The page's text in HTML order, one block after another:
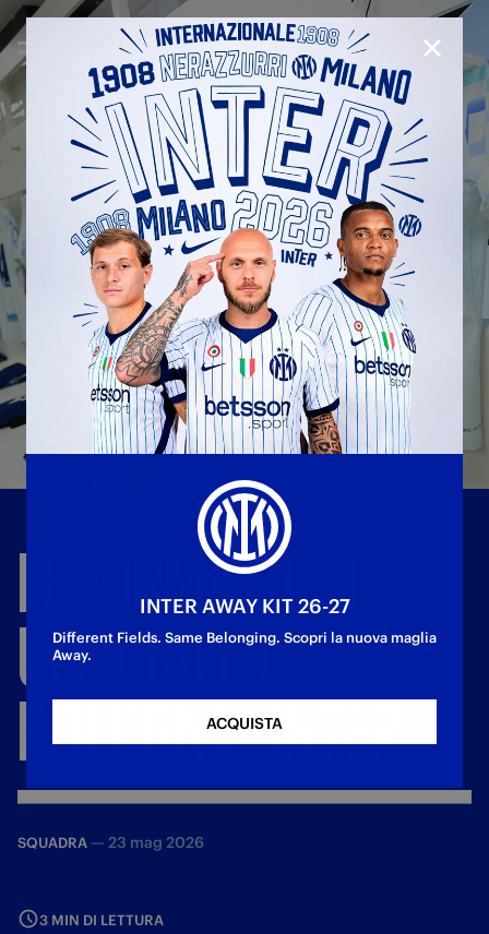
LE
FORMAZIONI
UFFICIALIDI
BOLOGNA-INTER
SQUADRA — 23 mag 2026
3 MIN DI LETTURA
INTER AWAY KIT 26-27
Different Fields. Same Belonging. Scopri la nuova maglia
Away.
ACQUISTA